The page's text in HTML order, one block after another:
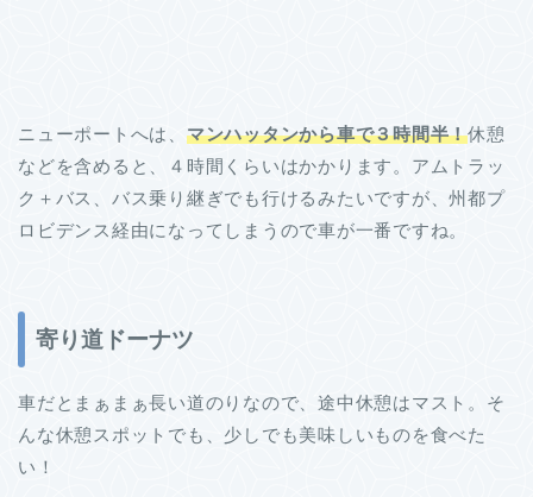
ニューポートへは、 マンハッタンから車で３時間半！休憩
などを含めると、４時間くらいはかかります。アムトラッ
ク＋バス、バス乗り継ぎでも行けるみたいですが、州都プ
ロビデンス経由になってしまうので車が一番ですね。
寄り道ドーナツ
車だとまぁまぁ長い道のりなので、途中休憩はマスト。そ
んな休憩スポットでも、少しでも美味しいものを食べた
い！